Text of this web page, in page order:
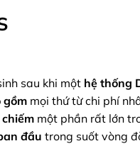
sau khi một hệ thống
gồm mọi thứ từ chi phí
một phần rất lớn
đầu trong suốt vòng